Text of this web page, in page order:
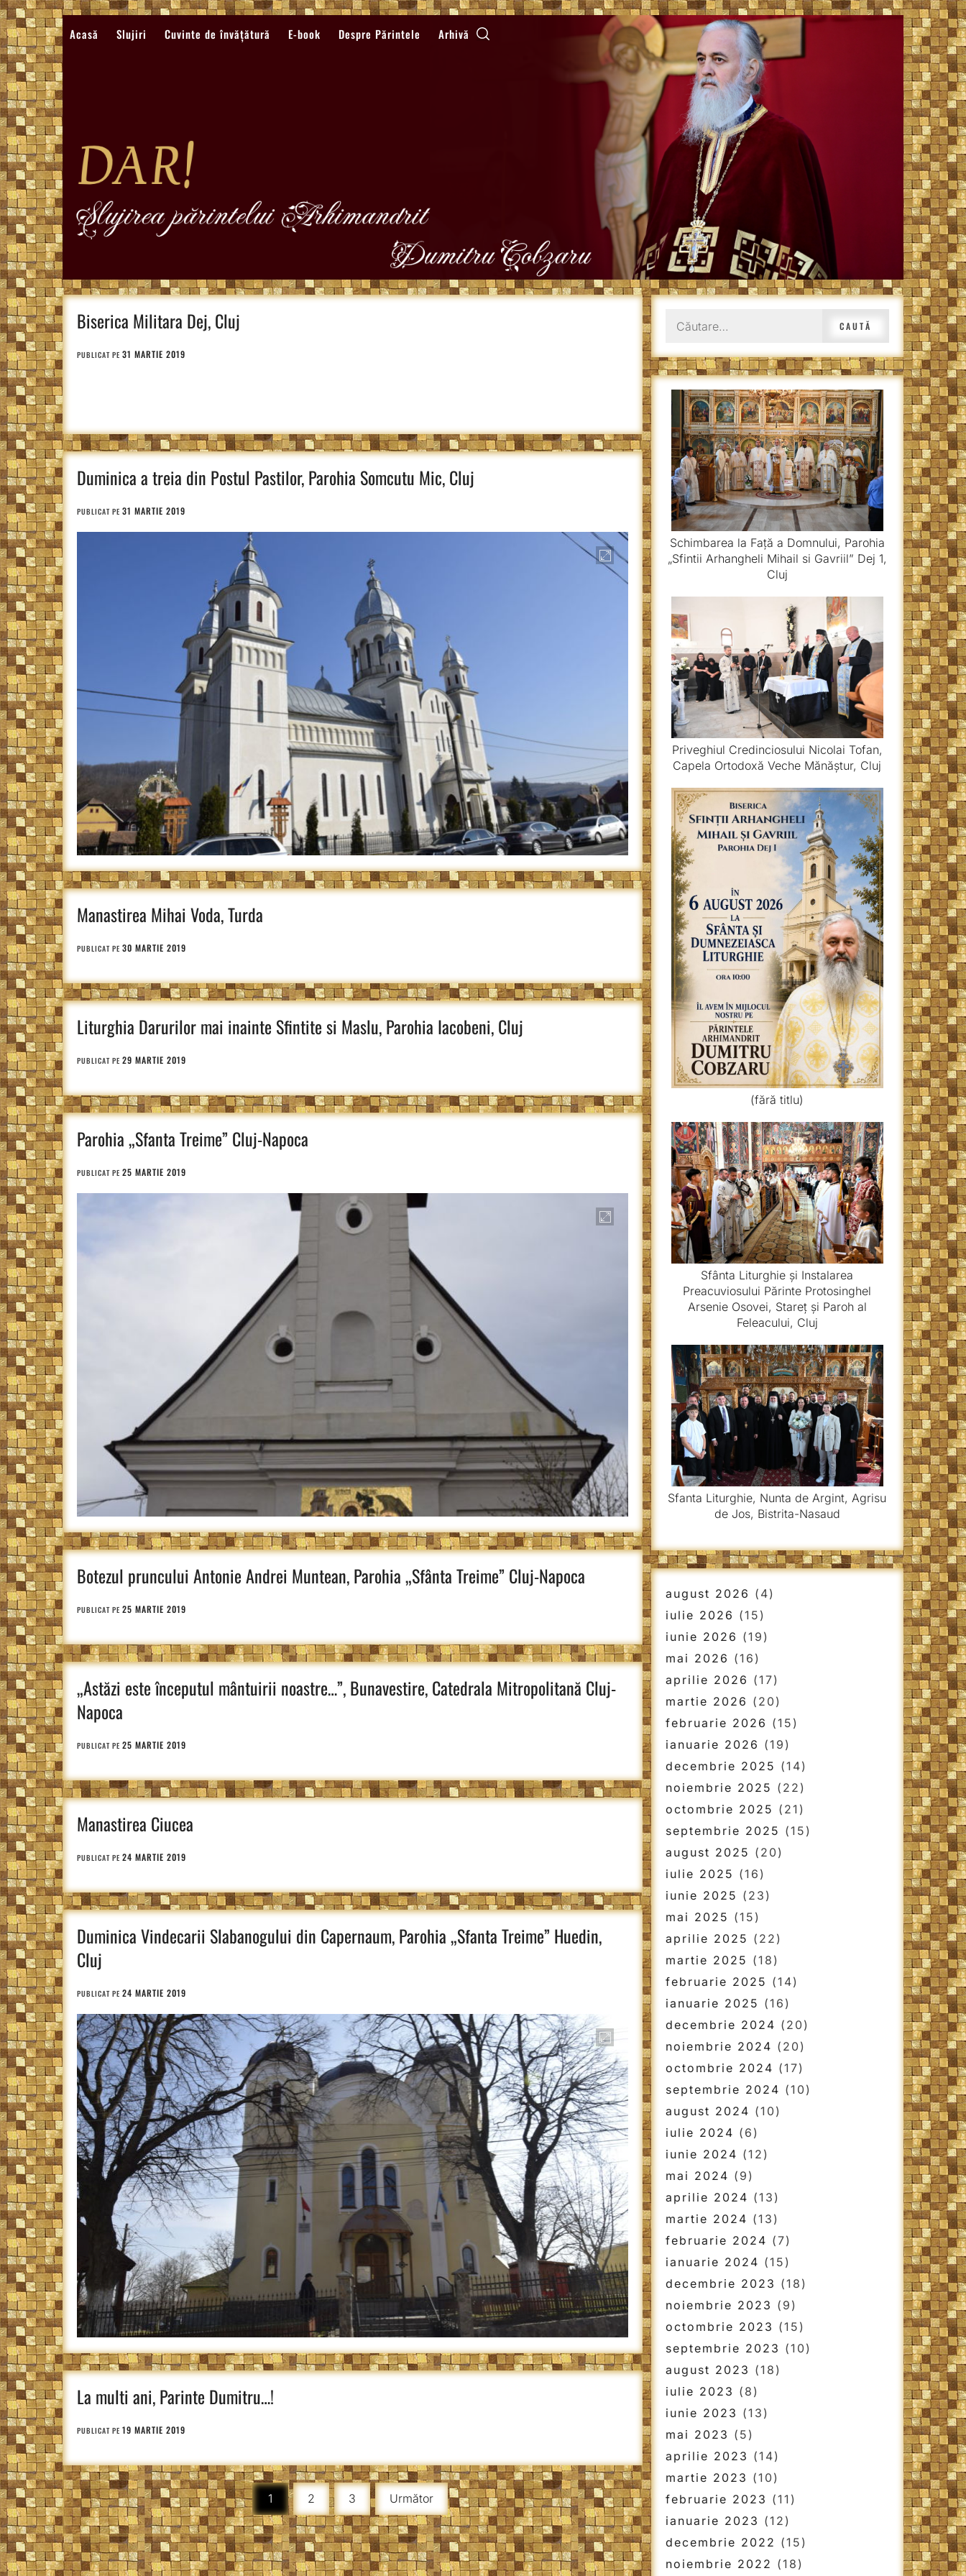
Sari
la
conținut
Acasă Slujiri Cuvinte de învățătură E-book Despre Părintele Arhivă
Biserica Militara Dej, Cluj
PUBLICAT PE 31 MARTIE 2019
Duminica a treia din Postul Pastilor, Parohia Somcutu Mic, Cluj
PUBLICAT PE 31 MARTIE 2019
Manastirea Mihai Voda, Turda
PUBLICAT PE 30 MARTIE 2019
Liturghia Darurilor mai inainte Sfintite si Maslu, Parohia Iacobeni, Cluj
PUBLICAT PE 29 MARTIE 2019
Parohia „Sfanta Treime” Cluj-Napoca
PUBLICAT PE 25 MARTIE 2019
Botezul pruncului Antonie Andrei Muntean, Parohia „Sfânta Treime” Cluj-Napoca
PUBLICAT PE 25 MARTIE 2019
„Astăzi este începutul mântuirii noastre…”, Bunavestire, Catedrala Mitropolitană Cluj-
Napoca
PUBLICAT PE 25 MARTIE 2019
Manastirea Ciucea
PUBLICAT PE 24 MARTIE 2019
Duminica Vindecarii Slabanogului din Capernaum, Parohia „Sfanta Treime” Huedin,
Cluj
PUBLICAT PE 24 MARTIE 2019
La multi ani, Parinte Dumitru…!
PUBLICAT PE 19 MARTIE 2019
Paginație
articole 1 2 3 Următor
după:
Schimbarea la Față a Domnului, Parohia
„Sfintii Arhangheli Mihail si Gavriil” Dej 1,
Cluj
Priveghiul Credinciosului Nicolai Tofan,
Capela Ortodoxă Veche Mănăștur, Cluj
(fără titlu)
Sfânta Liturghie și Instalarea
Preacuviosului Părinte Protosinghel
Arsenie Osovei, Stareț și Paroh al
Feleacului, Cluj
Sfanta Liturghie, Nunta de Argint, Agrisu
de Jos, Bistrita-Nasaud
august 2026 (4)
iulie 2026 (15)
iunie 2026 (19)
mai 2026 (16)
aprilie 2026 (17)
martie 2026 (20)
februarie 2026 (15)
ianuarie 2026 (19)
decembrie 2025 (14)
noiembrie 2025 (22)
octombrie 2025 (21)
septembrie 2025 (15)
august 2025 (20)
iulie 2025 (16)
iunie 2025 (23)
mai 2025 (15)
aprilie 2025 (22)
martie 2025 (18)
februarie 2025 (14)
ianuarie 2025 (16)
decembrie 2024 (20)
noiembrie 2024 (20)
octombrie 2024 (17)
septembrie 2024 (10)
august 2024 (10)
iulie 2024 (6)
iunie 2024 (12)
mai 2024 (9)
aprilie 2024 (13)
martie 2024 (13)
februarie 2024 (7)
ianuarie 2024 (15)
decembrie 2023 (18)
noiembrie 2023 (9)
octombrie 2023 (15)
septembrie 2023 (10)
august 2023 (18)
iulie 2023 (8)
iunie 2023 (13)
mai 2023 (5)
aprilie 2023 (14)
martie 2023 (10)
februarie 2023 (11)
ianuarie 2023 (12)
decembrie 2022 (15)
noiembrie 2022 (18)